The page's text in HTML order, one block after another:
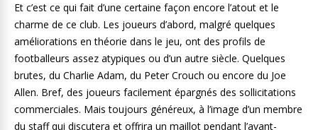
Et c’est ce qui fait d’une certaine façon encore l’atout et le
charme de ce club. Les joueurs d’abord, malgré quelques
améliorations en théorie dans le jeu, ont des profils de
footballeurs assez atypiques ou d’un autre siècle. Quelques
brutes, du Charlie Adam, du Peter Crouch ou encore du Joe
Allen. Bref, des joueurs facilement épargnés des sollicitations
commerciales. Mais toujours généreux, à l’image d’un membre
du staff qui discutera et offrira un maillot pendant l’avant-